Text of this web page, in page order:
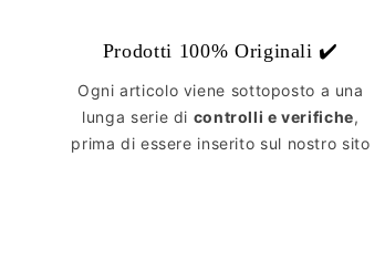
Prodotti 100% Originali ✔️
Ogni articolo viene sottoposto a una
lunga serie di controlli e verifiche,
prima di essere inserito sul nostro sito